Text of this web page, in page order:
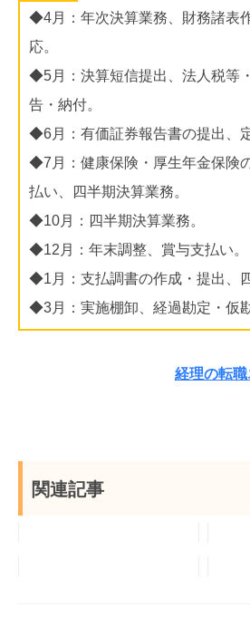
◆4月：年次決算業務、財務諸表
応。
◆5月：決算短信提出、法人税等
告・納付。
◆6月：有価証券報告書の提出、
◆7月：健康保険・厚生年金保険
払い、四半期決算業務。
◆10月：四半期決算業務。
◆12月：年末調整、賞与支払い。
◆1月：支払調書の作成・提出、
◆3月：実施棚卸、経過勘定・仮
経理の転
関連記事